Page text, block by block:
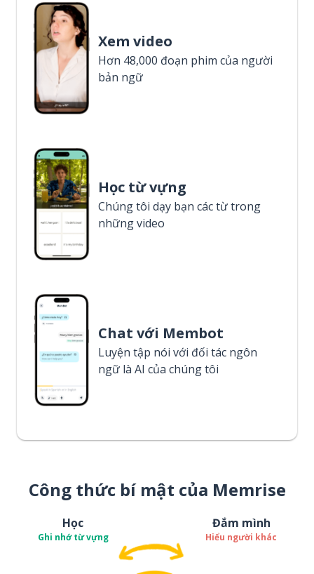
Xem video
Hơn 48,000 đoạn phim của người
bản ngữ
Học từ vựng
Chúng tôi dạy bạn các từ trong
những video
Chat với Membot
Luyện tập nói với đối tác ngôn
ngữ là AI của chúng tôi
Công thức bí mật của Memrise
Học
Ghi nhớ từ vựng
Đắm mình
Hiểu người khác